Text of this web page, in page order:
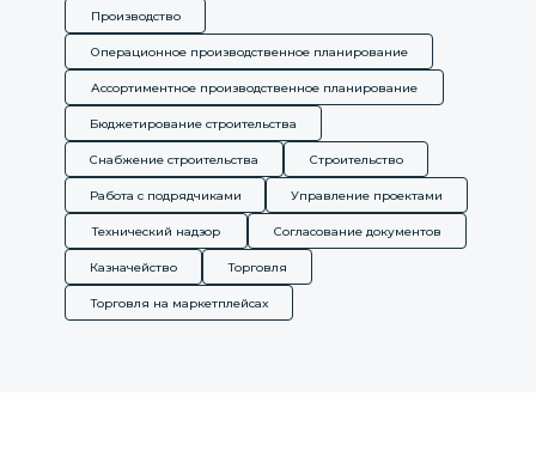
Производство
Операционное производственное планирование
Ассортиментное производственное планирование
Бюджетирование строительства
Снабжение строительства Строительство
Работа с подрядчиками Управление проектами
Технический надзор Согласование документов
Казначейство Торговля
Торговля на маркетплейсах